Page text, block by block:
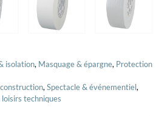
isolation, Masquage & épargne, Protection
, Spectacle & événementiel,
techniques